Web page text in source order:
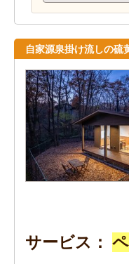
自家源泉掛け流しの硫
サービス